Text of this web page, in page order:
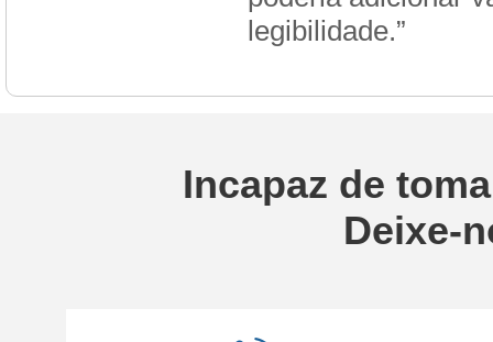
legibilidade.”
Incapaz de
Deixe-